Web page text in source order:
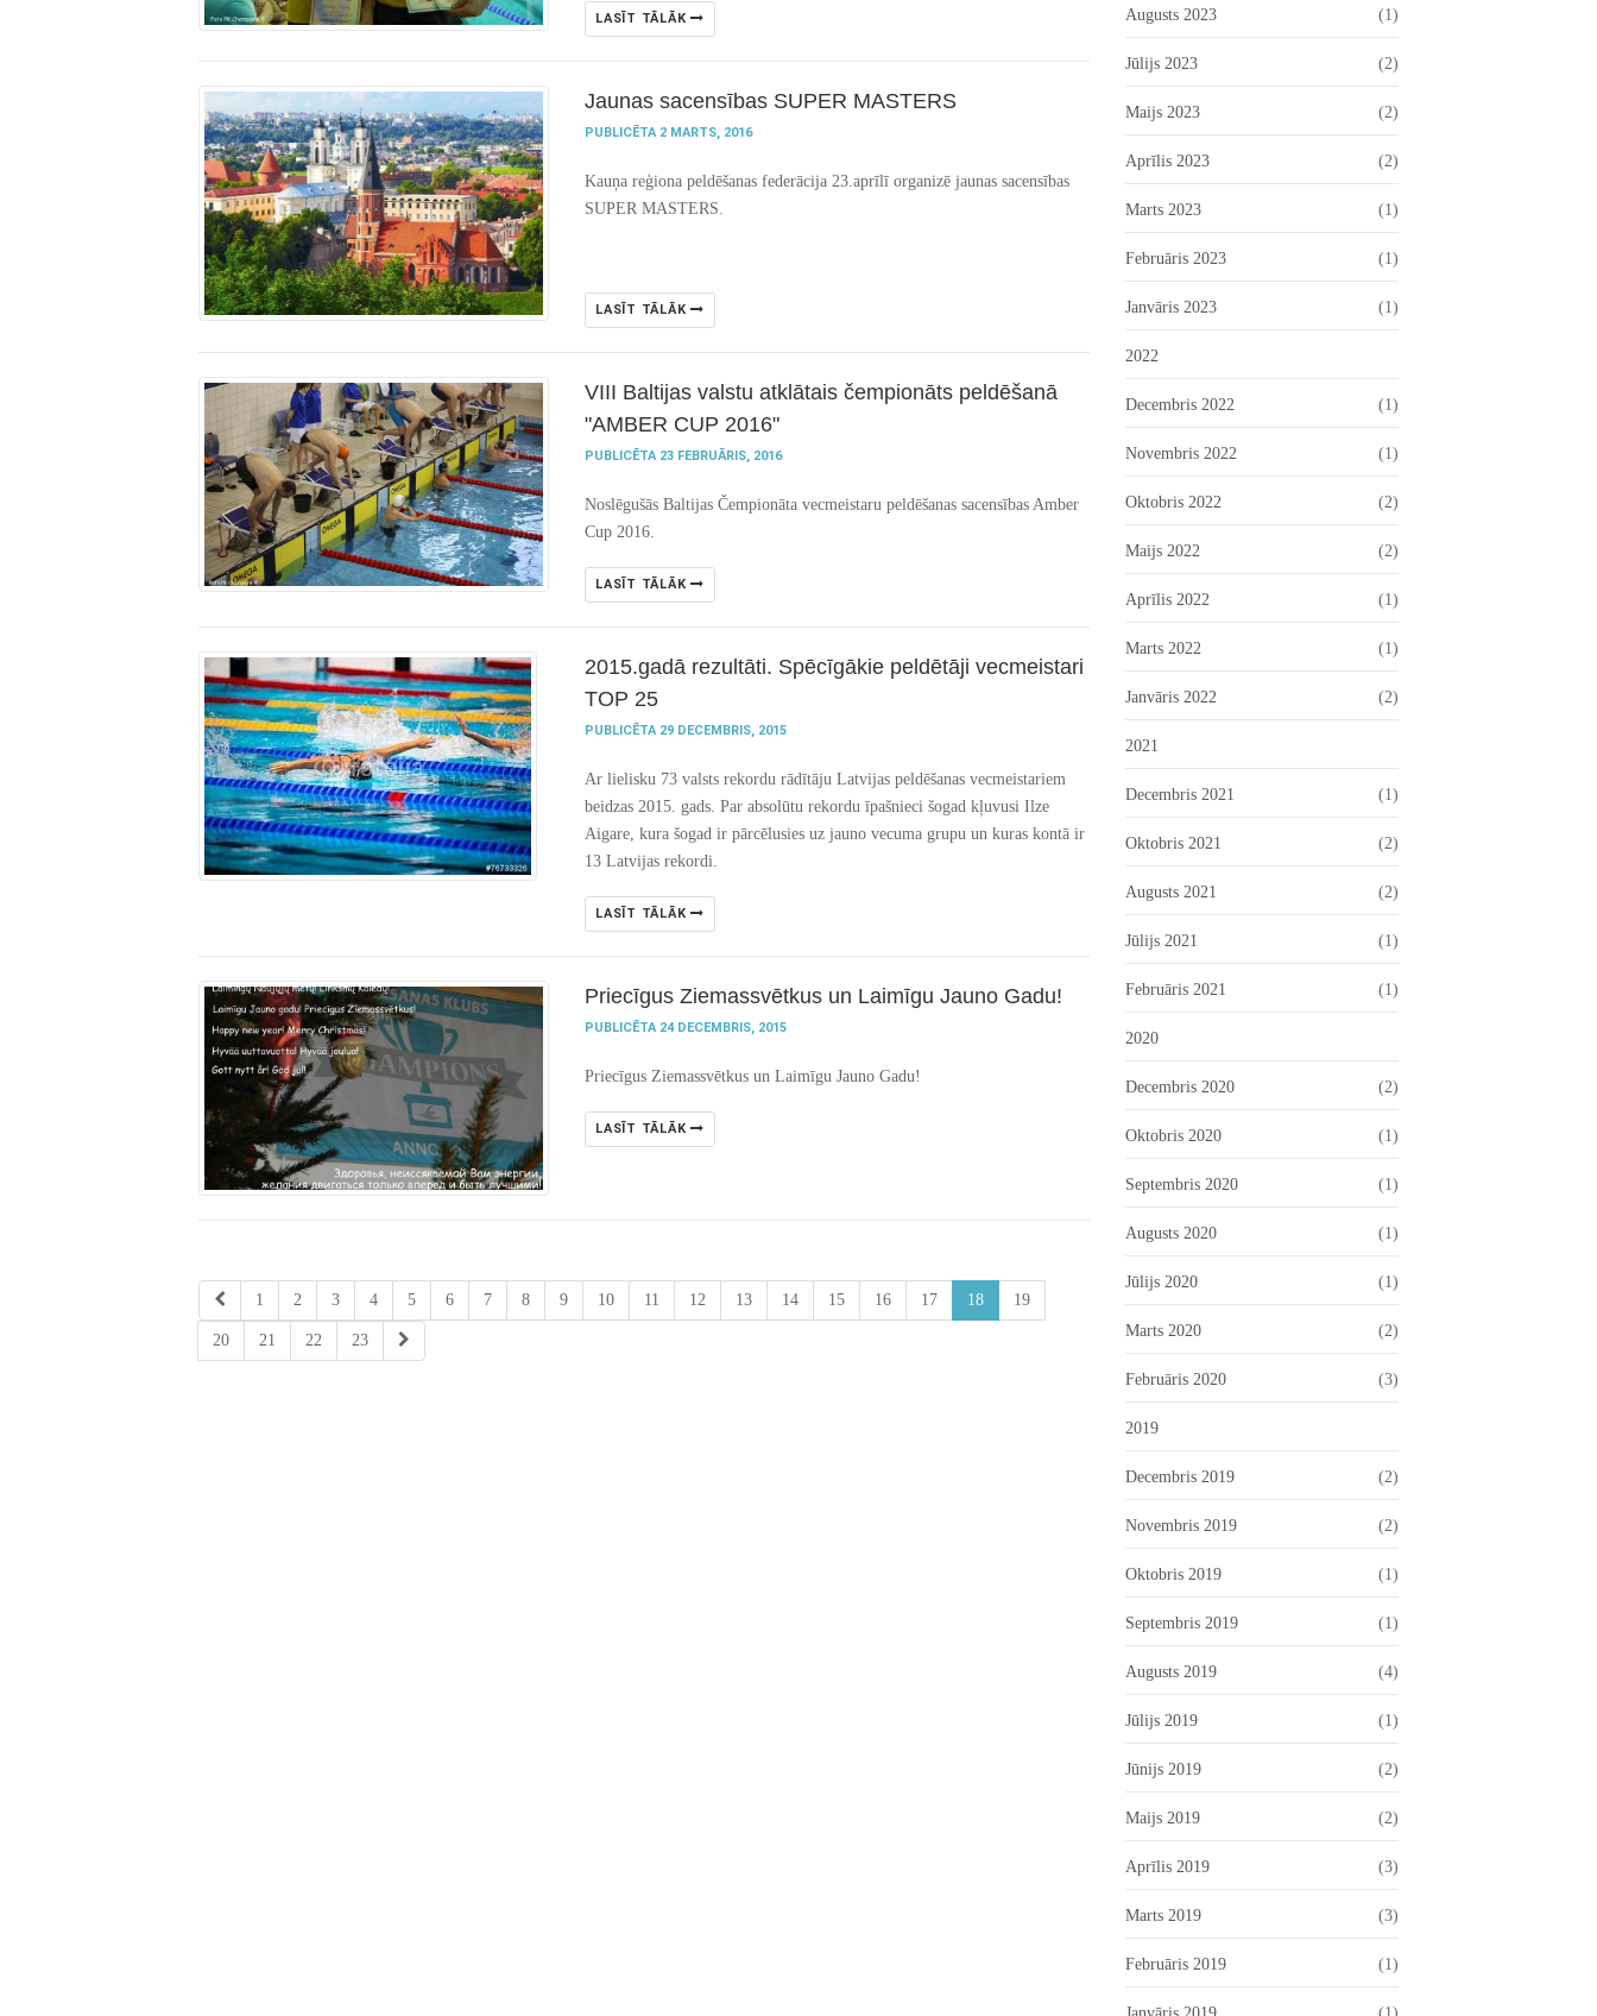
LASĪT TĀLĀK
Jaunas sacensības SUPER MASTERS
PUBLICĒTA 2 MARTS, 2016
Kauņa reģiona peldēšanas federācija 23.aprīlī organizē jaunas sacensības
SUPER MASTERS.
LASĪT TĀLĀK
VIII Baltijas valstu atklātais čempionāts peldēšanā
"AMBER CUP 2016"
PUBLICĒTA 23 FEBRUĀRIS, 2016
Noslēgušās Baltijas Čempionāta vecmeistaru peldēšanas sacensības Amber
Cup 2016.
LASĪT TĀLĀK
2015.gadā rezultāti. Spēcīgākie peldētāji vecmeistari
TOP 25
PUBLICĒTA 29 DECEMBRIS, 2015
Ar lielisku 73 valsts rekordu rādītāju Latvijas peldēšanas vecmeistariem
beidzas 2015. gads. Par absolūtu rekordu īpašnieci šogad kļuvusi Ilze
Aigare, kura šogad ir pārcēlusies uz jauno vecuma grupu un kuras kontā ir
13 Latvijas rekordi.
LASĪT TĀLĀK
Priecīgus Ziemassvētkus un Laimīgu Jauno Gadu!
PUBLICĒTA 24 DECEMBRIS, 2015
Priecīgus Ziemassvētkus un Laimīgu Jauno Gadu!
LASĪT TĀLĀK
1 2 3 4 5 6 7 8 9 10 11 12 13 14 15 16 17 18 19
20 21 22 23
Augusts 2023 (1)
Jūlijs 2023 (2)
Maijs 2023 (2)
Aprīlis 2023 (2)
Marts 2023 (1)
Februāris 2023 (1)
Janvāris 2023 (1)
2022
Decembris 2022 (1)
Novembris 2022 (1)
Oktobris 2022 (2)
Maijs 2022 (2)
Aprīlis 2022 (1)
Marts 2022 (1)
Janvāris 2022 (2)
2021
Decembris 2021 (1)
Oktobris 2021 (2)
Augusts 2021 (2)
Jūlijs 2021 (1)
Februāris 2021 (1)
2020
Decembris 2020 (2)
Oktobris 2020 (1)
Septembris 2020 (1)
Augusts 2020 (1)
Jūlijs 2020 (1)
Marts 2020 (2)
Februāris 2020 (3)
2019
Decembris 2019 (2)
Novembris 2019 (2)
Oktobris 2019 (1)
Septembris 2019 (1)
Augusts 2019 (4)
Jūlijs 2019 (1)
Jūnijs 2019 (2)
Maijs 2019 (2)
Aprīlis 2019 (3)
Marts 2019 (3)
Februāris 2019 (1)